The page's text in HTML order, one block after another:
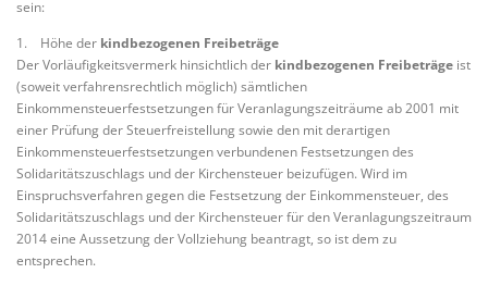
sein:
1. Höhe der kindbezogenen Freibeträge
Der Vorläufigkeitsvermerk hinsichtlich der kindbezogenen Freibeträge ist
(soweit verfahrensrechtlich möglich) sämtlichen
Einkommensteuerfestsetzungen für Veranlagungszeiträume ab 2001 mit
einer Prüfung der Steuerfreistellung sowie den mit derartigen
Einkommensteuerfestsetzungen verbundenen Festsetzungen des
Solidaritätszuschlags und der Kirchensteuer beizufügen. Wird im
Einspruchsverfahren gegen die Festsetzung der Einkommensteuer, des
Solidaritätszuschlags und der Kirchensteuer für den Veranlagungszeitraum
2014 eine Aussetzung der Vollziehung beantragt, so ist dem zu
entsprechen.